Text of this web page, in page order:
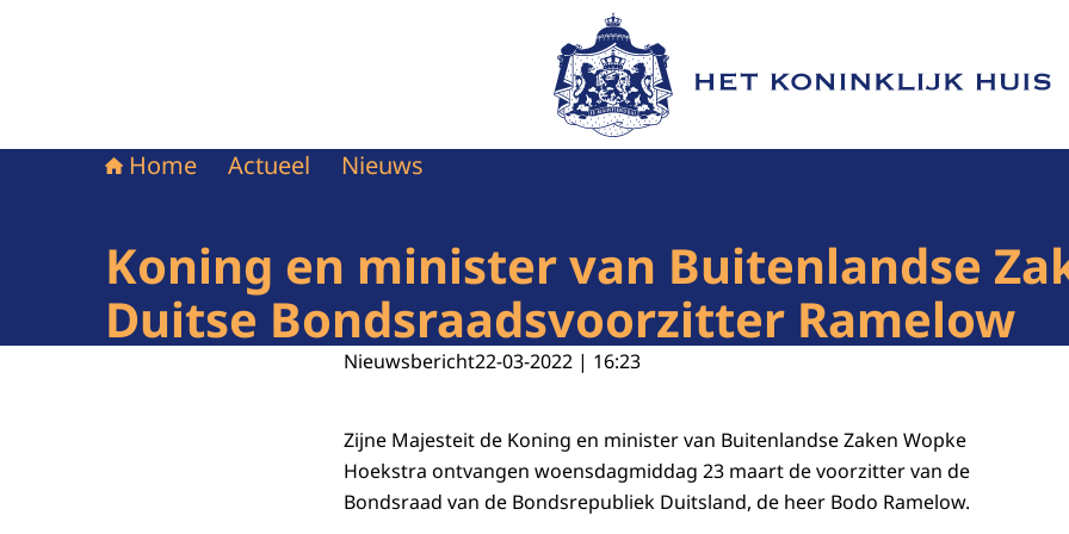
Naar de homepage van Het Koninklijk Huis
Home Actueel Nieuws
Koning en minister van Buitenlandse
Duitse Bondsraadsvoorzitter Ramelow
Nieuwsbericht22-03-2022 | 16:23
Zijne Majesteit de Koning en minister van Buitenlandse Zaken Wopke
Hoekstra ontvangen woensdagmiddag 23 maart de voorzitter van de
Bondsraad van de Bondsrepubliek Duitsland, de heer Bodo Ramelow.